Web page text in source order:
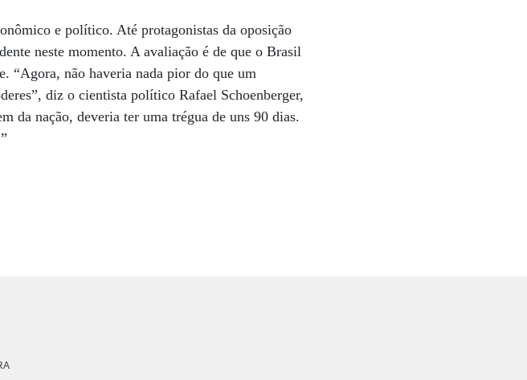
e político. Até protagonistas da oposição
neste momento. A avaliação é de que o Brasil
“Agora, não haveria nada pior do que um
diz o cientista político Rafael Schoenberger,
da nação, deveria ter uma trégua de uns 90 dias.